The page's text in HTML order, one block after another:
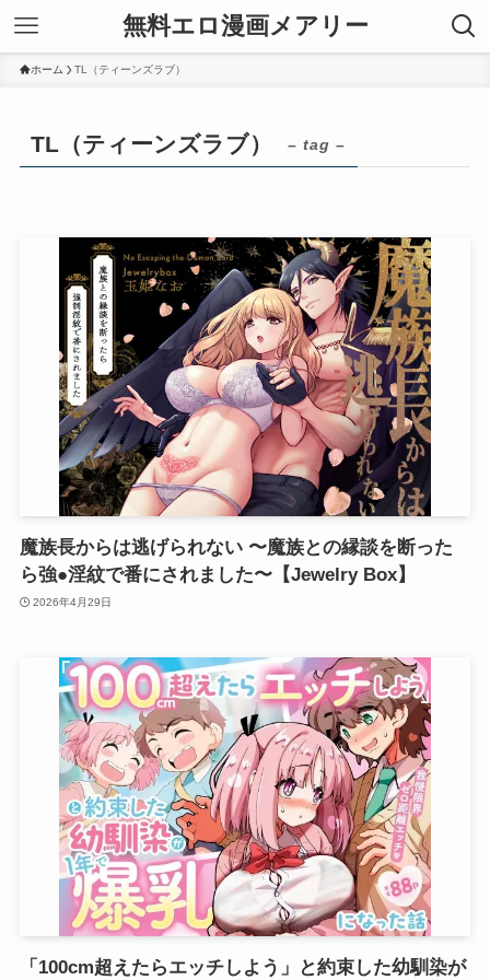
無料エロ漫画メアリー
ホーム TL（ティーンズラブ）
TL（ティーンズラブ） – tag –
魔族長からは逃げられない 〜魔族との縁談を断った
ら強●淫紋で番にされました〜【Jewelry Box】
2026年4月29日
「100cm超えたらエッチしよう」と約束した幼馴染が